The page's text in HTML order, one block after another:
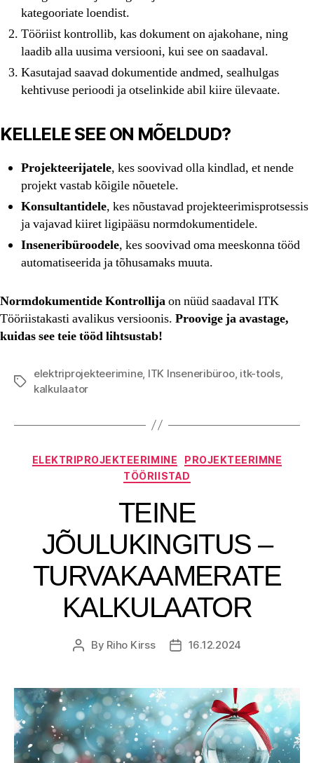
kategooriate loendist.
Tööriist kontrollib, kas dokument on ajakohane, ning
laadib alla uusima versiooni, kui see on saadaval.
Kasutajad saavad dokumentide andmed, sealhulgas
kehtivuse perioodi ja otselinkide abil kiire ülevaate.
KELLELE SEE ON MÕELDUD?
Projekteerijatele, kes soovivad olla kindlad, et nende
projekt vastab kõigile nõuetele.
Konsultantidele, kes nõustavad projekteerimisprotsessis
ja vajavad kiiret ligipääsu normdokumentidele.
Inseneribüroodele, kes soovivad oma meeskonna tööd
automatiseerida ja tõhusamaks muuta.
Normdokumentide Kontrollijaon nüüd saadaval ITK
Tööriistakasti avalikus versioonis. Proovige ja avastage,
kuidas see teie tööd lihtsustab!
Tags
elektriprojekteerimine, ITK Inseneribüroo, itk-tools,
kalkulaator
Categories
ELEKTRIPROJEKTEERIMINE
PROJEKTEERIMNE
TÖÖRIISTAD
TEINE
JÕULUKINGITUS –
TURVAKAAMERATE
KALKULAATOR
Post
By Riho Kirss
Post16.12.2024